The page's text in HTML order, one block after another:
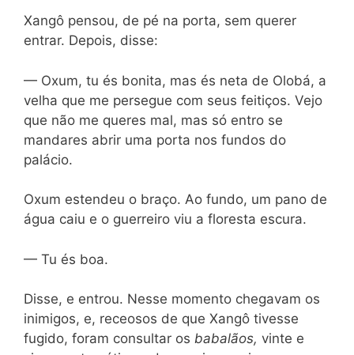
Xangô pensou, de pé na porta, sem querer
entrar. Depois, disse:
— Oxum, tu és bonita, mas és neta de Olobá, a
velha que me persegue com seus feitiços. Vejo
que não me queres mal, mas só entro se
mandares abrir uma porta nos fundos do
palácio.
Oxum estendeu o braço. Ao fundo, um pano de
água caiu e o guerreiro viu a floresta escura.
— Tu és boa.
Disse, e entrou. Nesse momento chegavam os
inimigos, e, receosos de que Xangô tivesse
fugido, foram consultar os babalãos, vinte e